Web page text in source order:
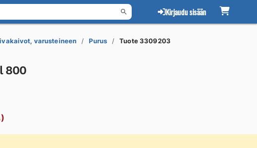
Kirjaudu sisään
varusteineen Purus Tuote 3309203
800